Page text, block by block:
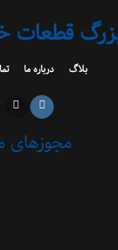
بلاگ درباره ما
مجوزهای